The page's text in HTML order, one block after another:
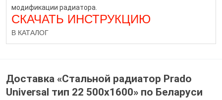
модификации радиатора.
СКАЧАТЬ ИНСТРУКЦИЮ
В КАТАЛОГ
Доставка «Стальной радиатор Prado
Universal тип 22 500x1600» по Беларуси